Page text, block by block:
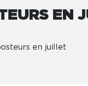
EN
en juillet